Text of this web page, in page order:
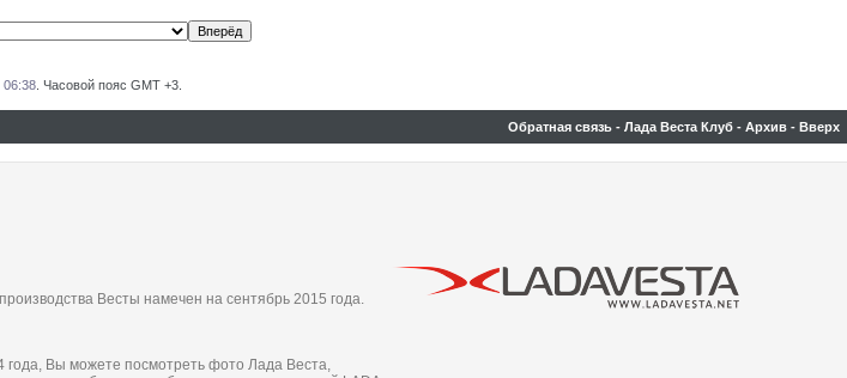
06:38 . Часовой пояс GMT +3.
Обратная связь - Лада Веста Клуб - Архив - Вверх
Весты намечен на сентябрь 2015 года.
года, Вы можете посмотреть фото Лада Веста,